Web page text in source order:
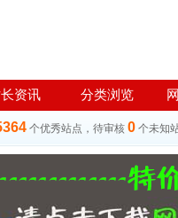
资讯 分类浏览
个优秀站点，待审核 0 个未知